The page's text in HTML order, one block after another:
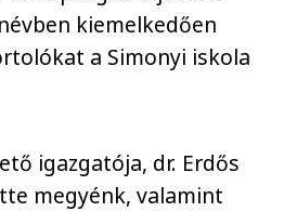
kiemelkedően
a Simonyi iskola
igazgatója, dr. Erdős
megyénk, valamint